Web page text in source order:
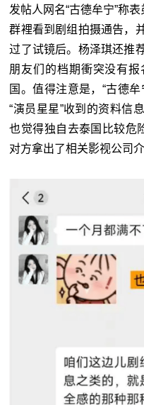
发帖人网名“古德牟宁”称
群裡看到剧组拍摄通告，
过了试镜后。杨泽琪还推
朋友们的档期衝突没有
国。值得注意是，“古德
“演员星星”收到的资料信
也觉得独自去泰国比较危
对方拿出了相关影视公司